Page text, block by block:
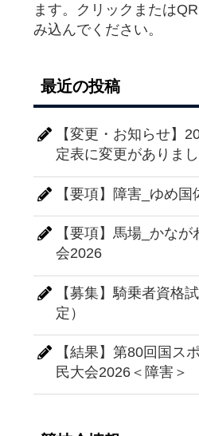
ます。クリックまたは
み込んでください。
最近の投稿
【変更・お知らせ】
定表に変更がありまし
【要項】障害_ゆめ
【要項】馬場_かな
会2026
【募集】騎乗者資格
定）
【結果】第80回国ス
民大会2026＜障害＞